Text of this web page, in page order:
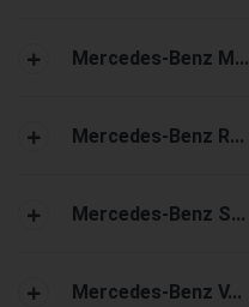
Mercedes-Benz M...
Mercedes-Benz R...
Mercedes-Benz S...
Mercedes-Benz V...